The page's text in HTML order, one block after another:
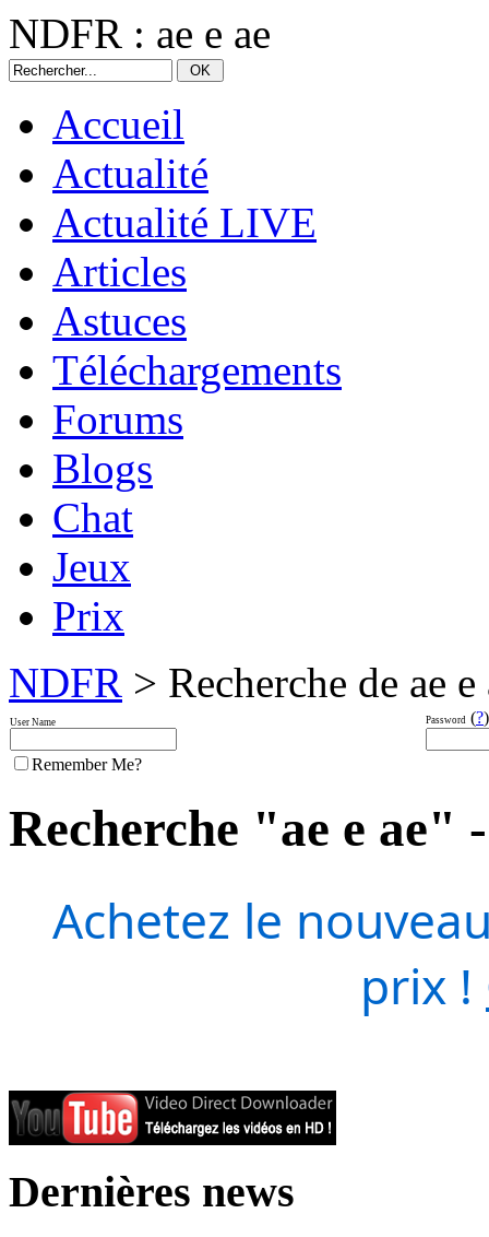
NDFR : ae e ae
Accueil
Actualité
Actualité LIVE
Articles
Astuces
Téléchargements
Forums
Blogs
Chat
Jeux
Prix
NDFR > Recherche de ae e
User Name Password (?)
Remember Me?
Recherche "ae e ae"
Achetez le
prix !
Dernières news